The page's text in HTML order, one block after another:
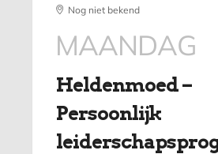
Nog niet bekend
MAANDAG
Heldenmoed –
Persoonlijk